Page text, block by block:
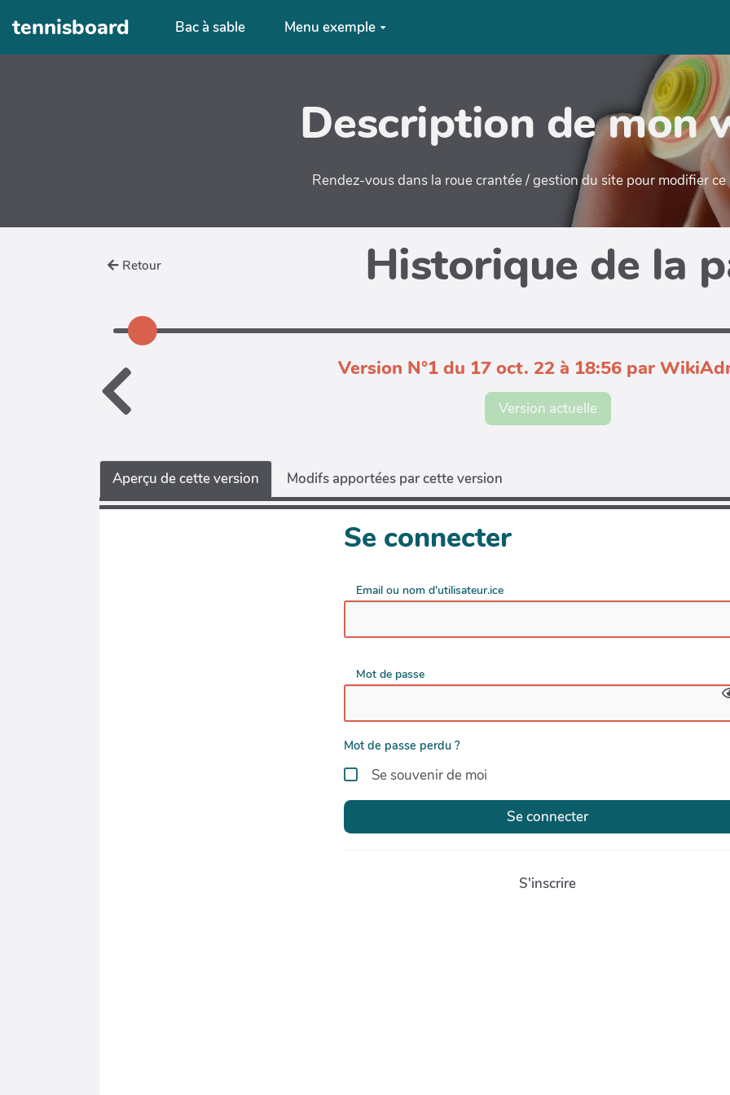
Aller au contenu principal
tennisboard Bac à sable Menu exemple
Description de mon
Rendez-vous dans la roue crantée / gestion du site pour modifier
Retour Historique de la
Version N°1 du 17 oct. 22 à 18:56 par
Version actuelle
Aperçu de cette version Modifs apportées par cette version